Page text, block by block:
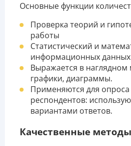
Основные функции
Проверка теорий и
работы
Статистический и
информационных данных
Выражается в
графики, диаграммы.
Применяются для
респондентов:
вариантами ответов.
Качественные